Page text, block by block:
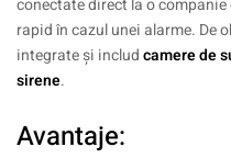
conectate direct la o
rapid în cazul unei alarme. De
integrate și includcamere de
sirene.
Avantaje: